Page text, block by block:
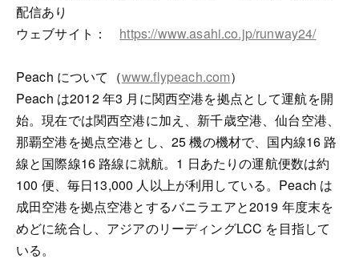
配信あり
ウェブサイト： https://www.asahi.co.jp/runway24/
Peach について（www.flypeach.com）
Peach は2012 年3 月に関西空港を拠点として運航を開
始。現在では関西空港に加え、新千歳空港、仙台空港、
那覇空港を拠点空港とし、25 機の機材で、国内線16 路
線と国際線16 路線に就航。1 日あたりの運航便数は約
100 便、毎日13,000 人以上が利用している。Peach は
成田空港を拠点空港とするバニラエアと2019 年度末を
めどに統合し、アジアのリーディングLCC を目指して
いる。